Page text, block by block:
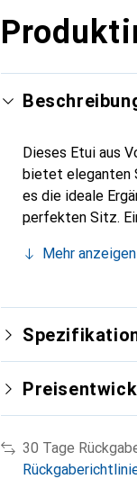
Dieses Etui aus
bietet eleganten
es die ideale
perfekten Sitz.
Kunden.
Mehr anzeigen
30 Tage